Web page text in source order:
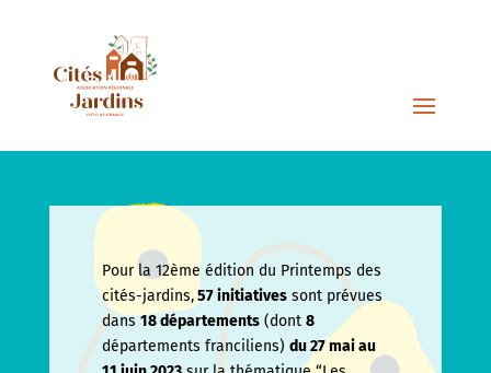
Pour la 12ème édition du Printemps des
cités-jardins,57 initiativessont prévues
dans18 départements(dont 8
départements franciliens) du 27 mai au